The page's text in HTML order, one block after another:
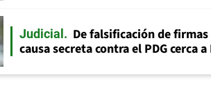
Judicial
De falsificación de
causa secreta contra el PDG cerca